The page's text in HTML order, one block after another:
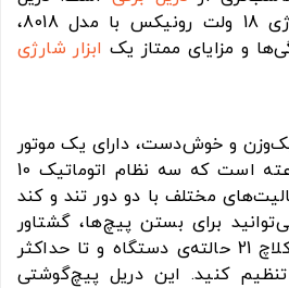
پیچ‌گوشتی چکشی شارژی 18 ولت رونیکس با مدل 8018،
و مزایای ممتاز یک ابزار شارژی
و خوش‌دست، دارای یک موتور
قوی با گیربکس دو سرعته است که سه نظام اتوماتیک 10
مختلف با دو دور تند و کند
برای بستن پیچ‌ها، گشتاور
مورد نظرتان را با کمک کلاچ 21 حالته‌ی دستگاه و تا حداکثر
تنظیم کنید. این دریل پیچ‌گوشتی